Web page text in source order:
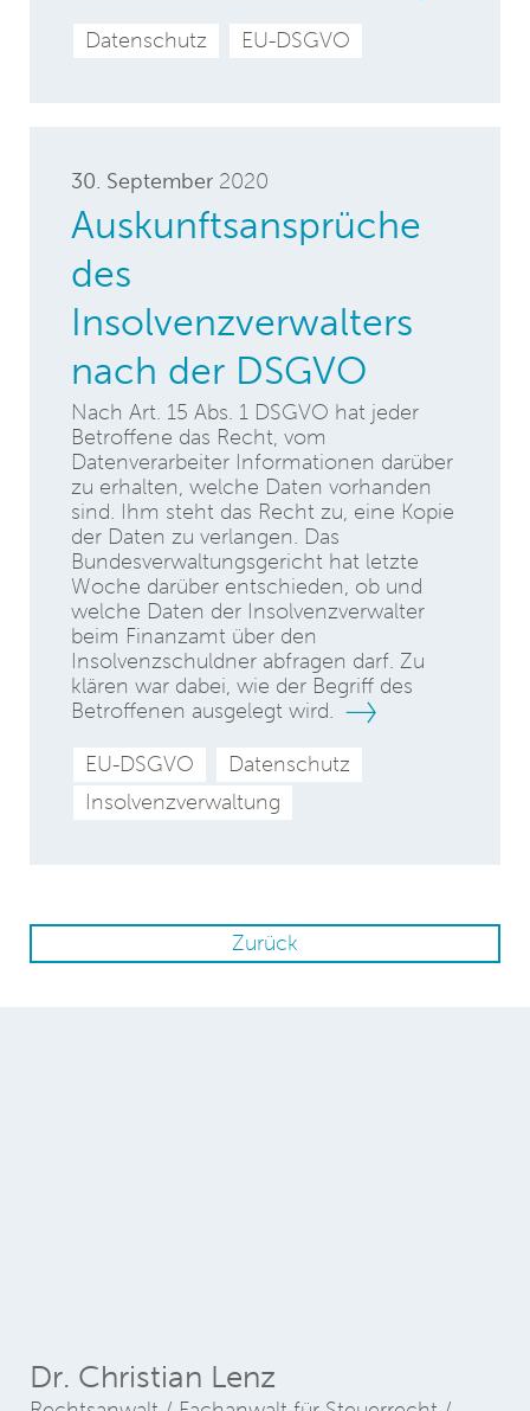
Datenschutz EU-DSGVO
30. September 2020
Auskunftsansprüche
des
Insolvenzverwalters
nach der DSGVO
Nach Art. 15 Abs. 1 DSGVO hat jeder
Betroffene das Recht, vom
Datenverarbeiter Informationen darüber
zu erhalten, welche Daten vorhanden
sind. Ihm steht das Recht zu, eine Kopie
der Daten zu verlangen. Das
Bundesverwaltungsgericht hat letzte
Woche darüber entschieden, ob und
welche Daten der Insolvenzverwalter
beim Finanzamt über den
Insolvenzschuldner abfragen darf. Zu
klären war dabei, wie der Begriff des
Betroffenen ausgelegt wird.
EU-DSGVO
Datenschutz
Insolvenzverwaltung
Zurück
Dr. Christian Lenz